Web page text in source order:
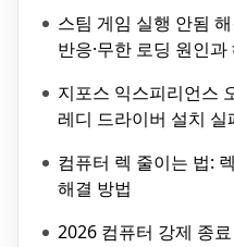
스팀 게임 실행 안됨
반응·무한 로딩 원인과
지포스 익스피리언스
레디 드라이버 설치
컴퓨터 렉 줄이는 법:
해결 방법
2026 컴퓨터 강제 종